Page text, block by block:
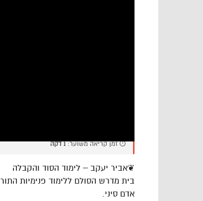
⏱️ זמן קריאה משוער:1 דקה
❦אביר יעקב – לימוד הסוד והקבלה
בית מדרש הסולם ללימוד פנימיות
אדם סיני.